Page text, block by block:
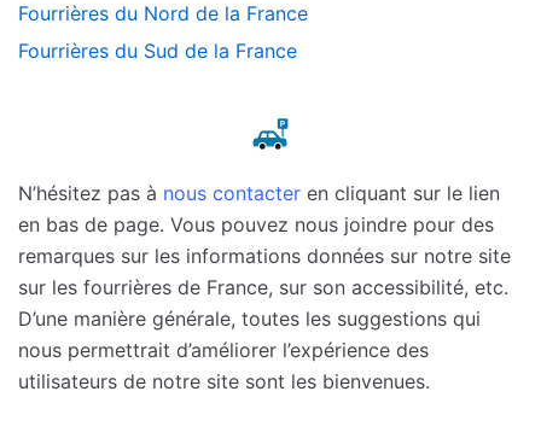
Fourrières du Nord de la France
Fourrières du Sud de la France
N’hésitez pas à nous contacter en cliquant sur le lien
en bas de page. Vous pouvez nous joindre pour des
remarques sur les informations données sur notre site
sur les fourrières de France, sur son accessibilité, etc.
D’une manière générale, toutes les suggestions qui
nous permettrait d’améliorer l’expérience des
utilisateurs de notre site sont les bienvenues.